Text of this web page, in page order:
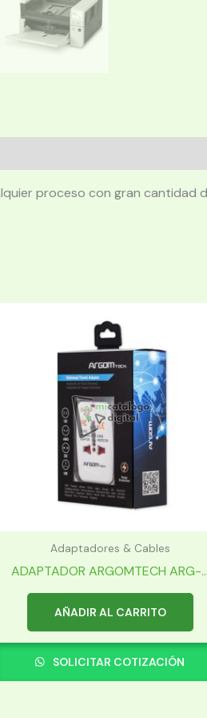
proceso con gran
Adaptadores & Cables
ADAPTADOR ARGOMTECH ARG-...
AÑADIR AL CARRITO
SOLICITAR COTIZACIÓN